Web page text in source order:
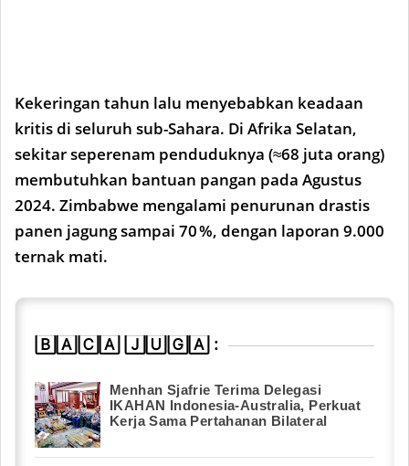
Kekeringan tahun lalu menyebabkan keadaan
kritis di seluruh sub-Sahara. Di Afrika Selatan,
sekitar seperenam penduduknya (≈68 juta orang)
membutuhkan bantuan pangan pada Agustus
2024. Zimbabwe mengalami penurunan drastis
panen jagung sampai 70 %, dengan laporan 9.000
ternak mati.
🄱🄰🄲🄰 🄹🅄🄶🄰 :
Menhan Sjafrie Terima Delegasi
IKAHAN Indonesia-Australia, Perkuat
Kerja Sama Pertahanan Bilateral